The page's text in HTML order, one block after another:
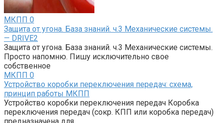
МКПП 0
Защита от угона. База знаний. ч.3 Механические системы.
— DRIVE2
Защита от угона. База знаний. ч.3 Механические системы.
Просто напомню. Пишу исключительно свое
собственное
МКПП 0
Устройство коробки переключения передач: схема,
принцип работы МКПП
Устройство коробки переключения передач Коробка
переключения передач (сокр. КПП или коробка передач)